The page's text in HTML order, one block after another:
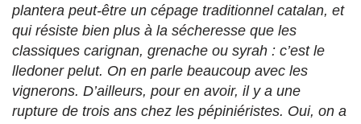
plantera peut-être un cépage traditionnel catalan, et
qui résiste bien plus à la sécheresse que les
classiques carignan, grenache ou syrah : c’est le
lledoner pelut. On en parle beaucoup avec les
vignerons. D’ailleurs, pour en avoir, il y a une
rupture de trois ans chez les pépiniéristes. Oui, on a